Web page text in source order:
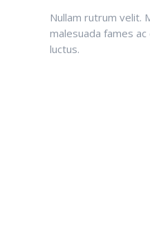
Nullam rutrum velit.
malesuada fames
luctus.